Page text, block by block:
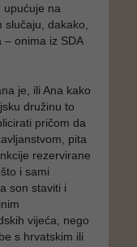
upućuje na
dakako,
– onima iz SDA
je, ili Ana kako
družinu to
pričom da
pita
rezervirane
i sami
son staviti i
vijeća, nego
s hrvatskim ili